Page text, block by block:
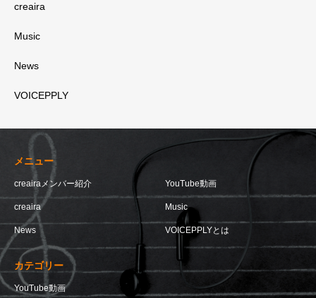
creaira
Music
News
VOICEPPLY
メニュー
creairaメンバー紹介 YouTube動画
creaira Music
News VOICEPPLYとは
カテゴリー
YouTube動画